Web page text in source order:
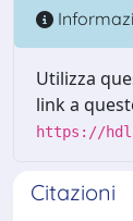
Utilizza
link a
https://
Citazioni